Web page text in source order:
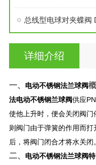
详细介绍
一、 电动不锈钢法兰球阀
法电动不锈钢兰球阀供应
使他上升时，便会关闭阀门
则阀门由于弹簧的作用而
后，将阀门闭合才将水关闭。
二、 电动不锈钢法兰球阀特